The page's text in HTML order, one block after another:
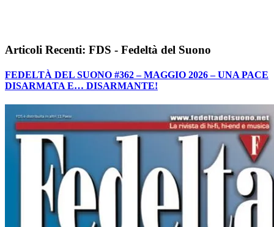
Articoli Recenti: FDS - Fedeltà del Suono
FEDELTÀ DEL SUONO #362 – MAGGIO 2026 – UNA PACE
DISARMATA E… DISARMANTE!